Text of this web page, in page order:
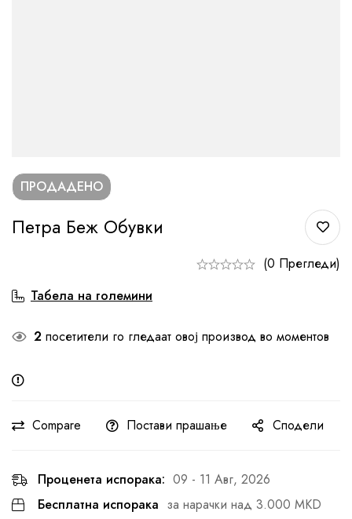
ПРОДАДЕНО
Петра Беж Обувки
(0 Прегледи)
Табела на големини
2 посетители го гледаат овој производ во моментов
Compare Постави прашање Сподели
Проценета испорака: 09 - 11 Авг, 2026
Бесплатна испорака за нарачки над 3.000 MKD